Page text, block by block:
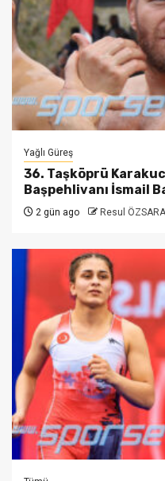
Yağlı Güreş
36. Taşköprü
Başpehlivanı İsmail
2 gün ago Resul